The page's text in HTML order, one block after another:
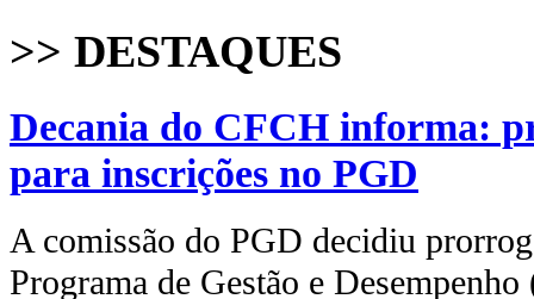
>> DESTAQUES
Decania do CFCH informa:
para inscrições no PGD
A comissão do PGD decidiu
Programa de Gestão e